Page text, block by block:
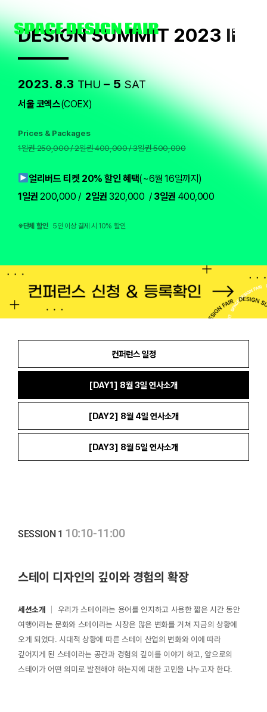
to
contentDESIGN SUMMIT 2023 Ⅱ
2023. 8.3 THU– 5SAT
서울 코엑스(COEX)
Prices & Packages
1일권 250,000 / 2일권 400,000 / 3일권 500,000
얼리버드 티켓 20% 할인 혜택(~6월 16일까지)
1일권 200,000 / 2일권 320,000 / 3일권 400,000
※단체 할인5인 이상 결제 시 10% 할인
컨퍼런스 일정
[DAY1] 8월 3일 연사소개
[DAY2] 8월 4일 연사소개
[DAY3] 8월 5일 연사소개
SESSION 1 10:10-11:00
스테이 디자인의 깊이와 경험의 확장
세션소개 ｜ 우리가 스테이라는 용어를 인지하고 사용한 짧은 시간 동안
여행이라는 문화와 스테이라는 시장은 많은 변화를 거쳐 지금의 상황에
오게 되었다. 시대적 상황에 따른 스테이 산업의 변화와 이에 따라
깊어지게 된 스테이라는 공간과 경험의 깊이를 이야기 하고, 앞으로의
스테이가 어떤 의미로 발전해야 하는지에 대한 고민을 나누고자 한다.